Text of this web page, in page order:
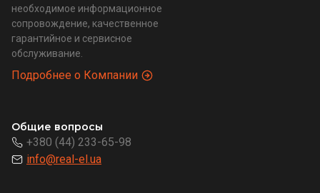
необходимое информационное
сопровождение, качественное
гарантийное и сервисное
обслуживание.
Подробнее о Компании
Общие вопросы
+380 (44) 233-65-98
info@real-el.ua